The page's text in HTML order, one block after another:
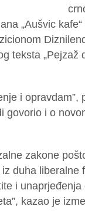
„Aušvic
teksta „Pejzaž
i opravdam”,
govorio i o
zakone
duha liberalne
i unaprjeđenja
kazao je